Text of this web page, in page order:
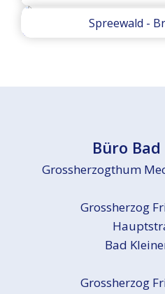
Spreewald -
Büro
Grossherzogthum
Grossherzog
Bad
Grossherzog